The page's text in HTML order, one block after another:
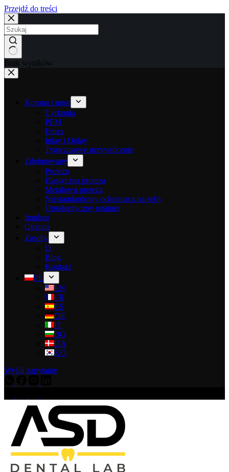
Przejdź do treści
Brak wyników
Korona i most
Cyrkonia
PFM
Emax
Inlay i Onlay
Tymczasowe przywrócenie
Zdejmowany
Proteza
Elastyczna proteza
Metalowa proteza
Niestandardowy ochraniacz na zęby
Ortodontyczny retainer
Implant
Okleina
Zasoby
O
Blog
Kontakt
PL
EN
FR
ES
DE
IT
BG
DA
KO
Wyślij zapytanie